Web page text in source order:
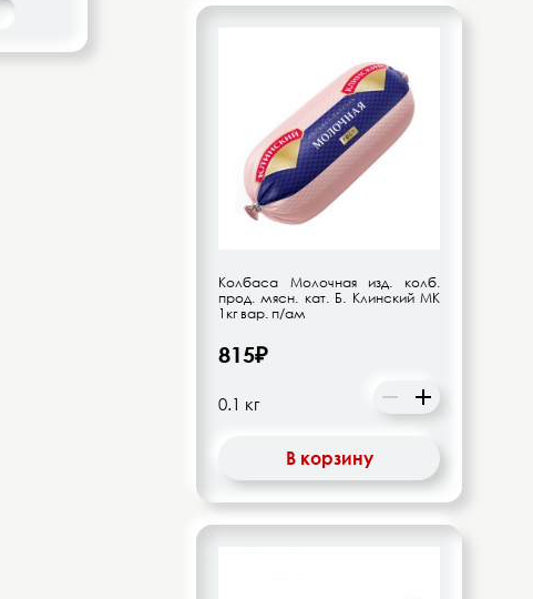
Колбаса Молочная изд. колб.
прод. мясн. кат. Б. Клинский МК
1кг вар. п/ам
815₽
В корзину